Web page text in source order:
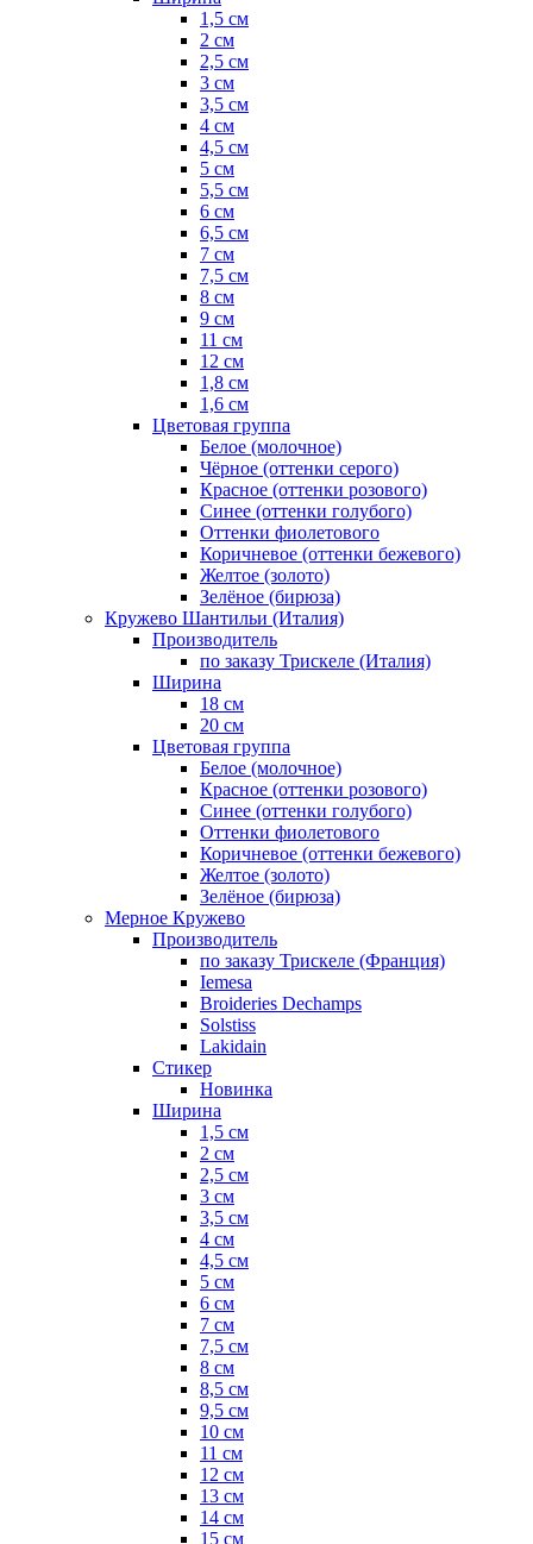
1,5 см
2 см
2,5 см
3 см
3,5 см
4 см
4,5 см
5 см
5,5 см
6 см
6,5 см
7 см
7,5 см
8 см
9 см
11 см
12 см
1,8 см
1,6 см
Цветовая группа
Белое (молочное)
Чёрное (оттенки серого)
Красное (оттенки розового)
Синее (оттенки голубого)
Оттенки фиолетового
Коричневое (оттенки бежевого)
Желтое (золото)
Зелёное (бирюза)
Кружево Шантильи (Италия)
Производитель
по заказу Трискеле (Италия)
Ширина
18 см
20 см
Цветовая группа
Белое (молочное)
Красное (оттенки розового)
Синее (оттенки голубого)
Оттенки фиолетового
Коричневое (оттенки бежевого)
Желтое (золото)
Зелёное (бирюза)
Мерное Кружево
Производитель
по заказу Трискеле (Франция)
Iemesa
Broideries Dechamps
Solstiss
Lakidain
Стикер
Новинка
Ширина
1,5 см
2 см
2,5 см
3 см
3,5 см
4 см
4,5 см
5 см
6 см
7 см
7,5 см
8 см
8,5 см
9,5 см
10 см
11 см
12 см
13 см
14 см
15 см